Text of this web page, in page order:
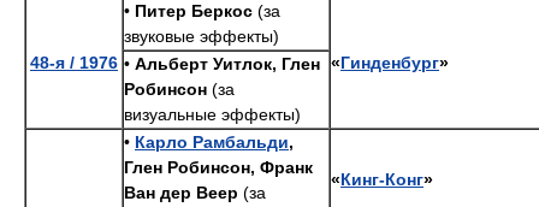
48-я / 1976
• Питер Беркос (за
звуковые эффекты)
«Гинденбург»
• Альберт Уитлок, Глен
Робинсон (за
визуальные эффекты)
• Карло Рамбальди,
Глен Робинсон, Франк
Ван дер Веер (за
«Кинг-Конг»